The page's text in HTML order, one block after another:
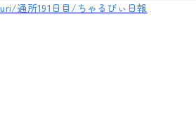
通所191日目/ちゃるびぃ日報